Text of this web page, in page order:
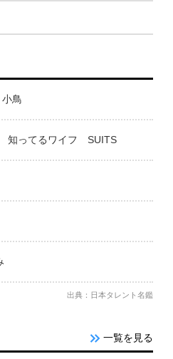
鳥
知ってるワイフ SUITS
出典：日本タレント名鑑
一覧を見る